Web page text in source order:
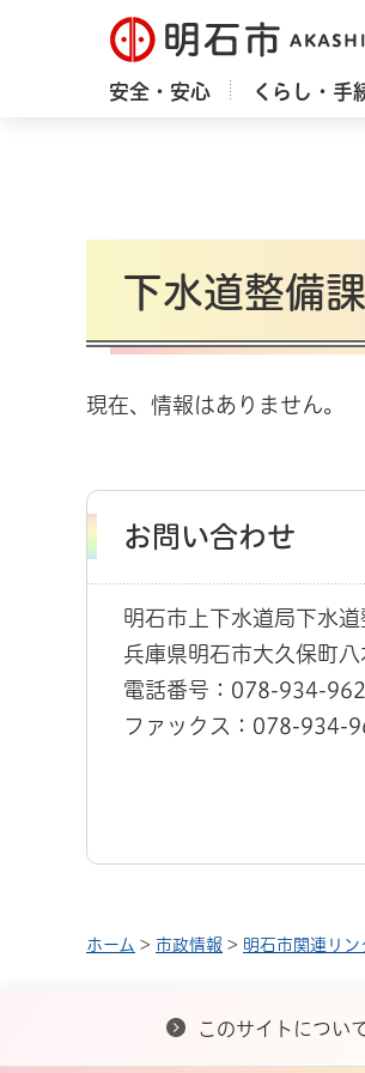
明石市
安全・安心 くらし・手
下水道整備課
現在、情報はありません。
お問い合わせ
明石市上下水道局下水道
兵庫県明石市大久保町
電話番号：078-934-
ファックス：078-934-
ホーム > 市政情報 > 明石市関連リン
このサイトについ